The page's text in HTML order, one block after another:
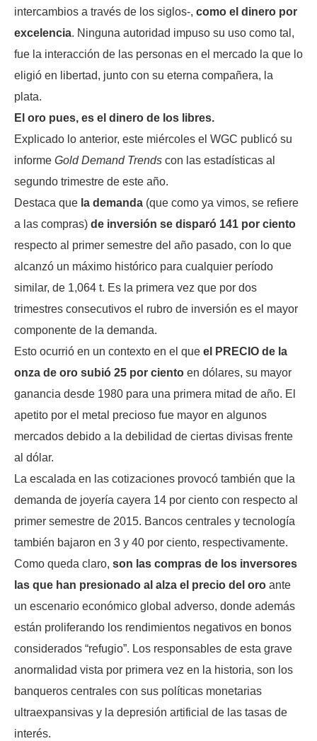
intercambios a través de los siglos-, como el dinero por
excelencia. Ninguna autoridad impuso su uso como tal,
fue la interacción de las personas en el mercado la que lo
eligió en libertad, junto con su eterna compañera, la
plata.
El oro pues, es el dinero de los libres.
Explicado lo anterior, este miércoles el WGC publicó su
informe Gold Demand Trends con las estadísticas al
segundo trimestre de este año.
Destaca que la demanda (que como ya vimos, se refiere
a las compras) de inversión se disparó 141 por ciento
respecto al primer semestre del año pasado, con lo que
alcanzó un máximo histórico para cualquier período
similar, de 1,064 t. Es la primera vez que por dos
trimestres consecutivos el rubro de inversión es el mayor
componente de la demanda.
Esto ocurrió en un contexto en el que el PRECIO de la
onza de oro subió 25 por ciento en dólares, su mayor
ganancia desde 1980 para una primera mitad de año. El
apetito por el metal precioso fue mayor en algunos
mercados debido a la debilidad de ciertas divisas frente
al dólar.
La escalada en las cotizaciones provocó también que la
demanda de joyería cayera 14 por ciento con respecto al
primer semestre de 2015. Bancos centrales y tecnología
también bajaron en 3 y 40 por ciento, respectivamente.
Como queda claro, son las compras de los inversores
las que han presionado al alza el precio del oro ante
un escenario económico global adverso, donde además
están proliferando los rendimientos negativos en bonos
considerados “refugio”. Los responsables de esta grave
anormalidad vista por primera vez en la historia, son los
banqueros centrales con sus políticas monetarias
ultraexpansivas y la depresión artificial de las tasas de
interés.